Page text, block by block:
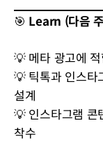
🎯 Learn (다음
💡 메타 광고에
💡 틱톡과 인스타
설계
💡 인스타그램 콘
착수